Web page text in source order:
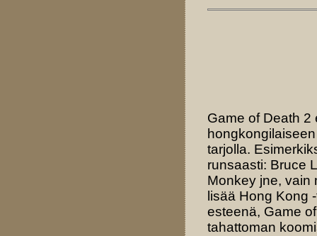
Game of Death
tarjolla.
runsaasti: Bruce
Monkey jne, vain
lisää Hong Kong
esteenä, Game
tahattoman